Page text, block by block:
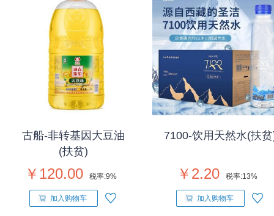
古船-非转基因大豆油
(扶贫)
￥120.00 税率:9%
加入购物车
7100-饮用天然水(扶
￥2.20 税率:13%
加入购物车